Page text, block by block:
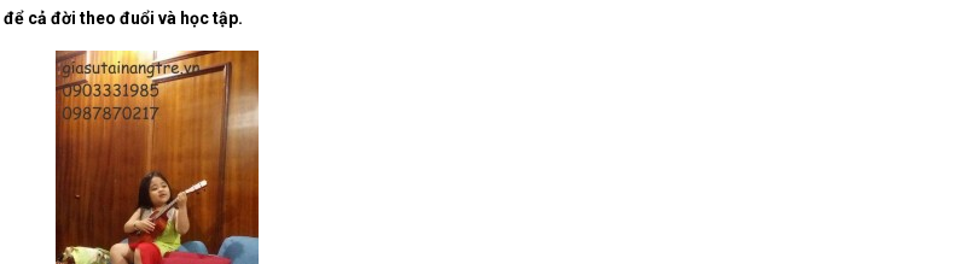
cả đời theo đuổi và học tập.